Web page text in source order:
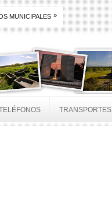
MUNICIPALES »
TRANSPORTES